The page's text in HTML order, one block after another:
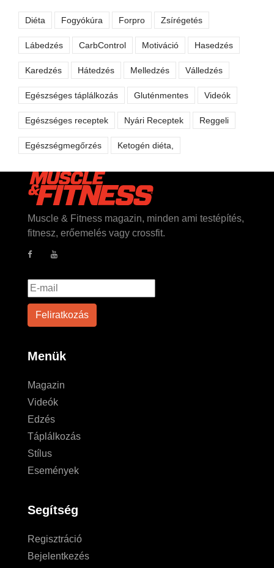
Diéta Fogyókúra Forpro Zsírégetés
Lábedzés CarbControl Motiváció Hasedzés
Karedzés Hátedzés Melledzés Válledzés
Egészséges táplálkozás Gluténmentes Videók
Egészséges receptek Nyári Receptek Reggeli
Egészségmegőrzés Ketogén diéta,
Muscle & Fitness magazin, minden ami testépítés,
fitnesz, erőemelés vagy crossfit.
Menük
Magazin
Videók
Edzés
Táplálkozás
Stílus
Események
Segítség
Regisztráció
Bejelentkezés